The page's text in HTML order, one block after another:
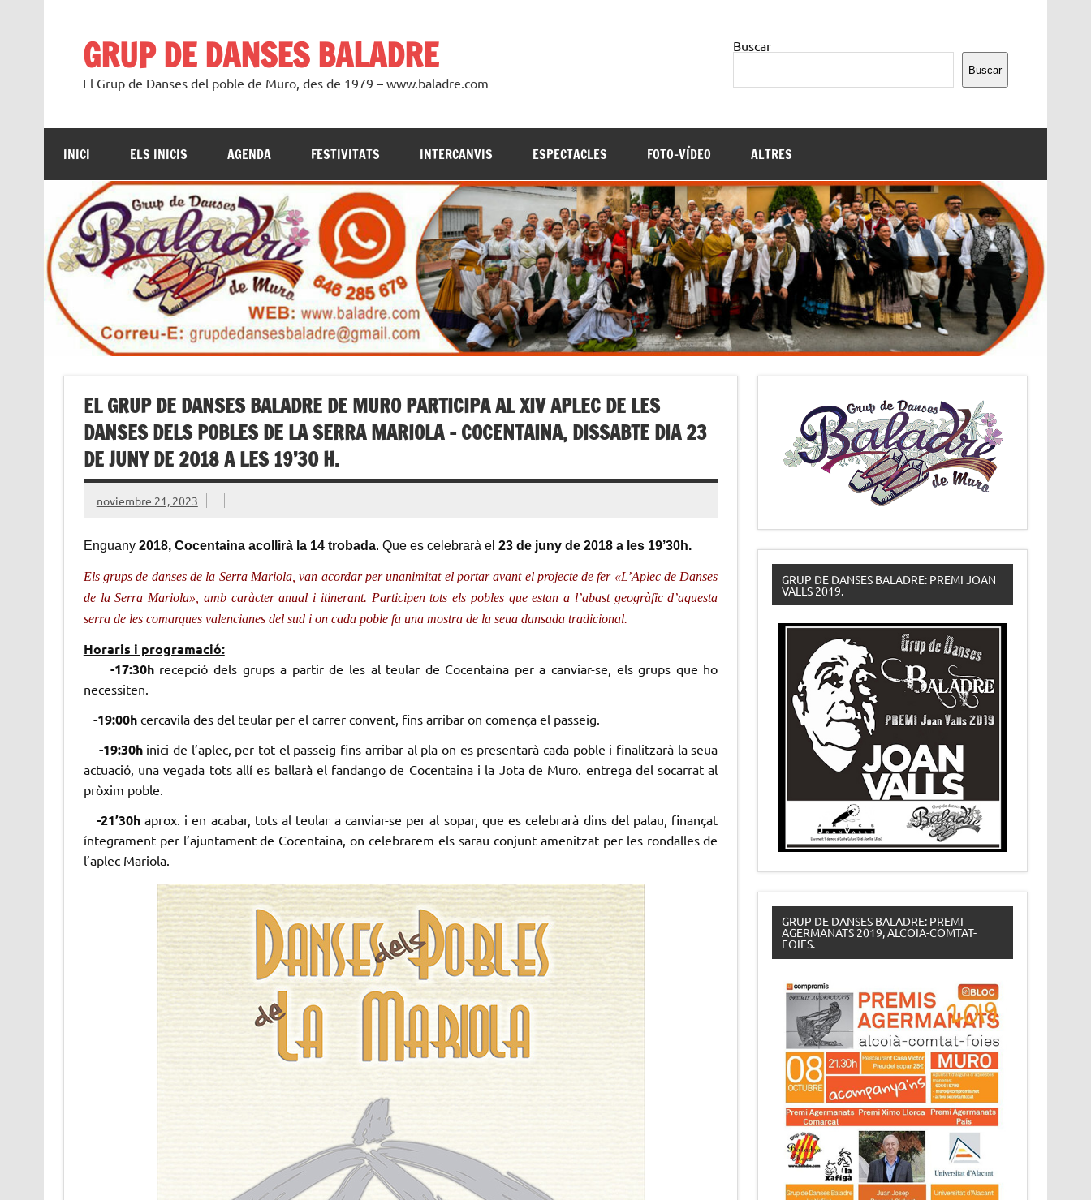
GRUP DE DANSES BALADRE
El Grup de Danses del poble de Muro, des de 1979 – www.baladre.com
Buscar
Buscar
INICI ELS INICIS AGENDA FESTIVITATS INTERCANVIS ESPECTACLES FOTO-VÍDEO ALTRES
EL GRUP DE DANSES BALADRE DE MURO PARTICIPA AL XIV APLEC DE LES
DANSES DELS POBLES DE LA SERRA MARIOLA – COCENTAINA, DISSABTE DIA 23
DE JUNY DE 2018 A LES 19’30 H.
noviembre 21, 2023
Enguany 2018, Cocentaina acollirà la 14 trobada. Que es celebrarà el 23 de juny de 2018 a les 19’30h.
Els grups de danses de la Serra Mariola, van acordar per unanimitat el portar avant el projecte de fer «L’Aplec de Danses
de la Serra Mariola», amb caràcter anual i itinerant. Participen tots els pobles que estan a l’abast geogràfic d’aquesta
serra de les comarques valencianes del sud i on cada poble fa una mostra de la seua dansada tradicional.
Horaris i programació:
-17:30hrecepció dels grups a partir de les al teular de Cocentaina per a canviar-se, els grups que ho
necessiten.
-19:00hcercavila des del teular per el carrer convent, fins arribar on comença el passeig.
-19:30hinici de l’aplec, per tot el passeig fins arribar al pla on es presentarà cada poble i finalitzarà la seua
actuació, una vegada tots allí es ballarà el fandango de Cocentaina i la Jota de Muro. entrega del socarrat al
pròxim poble.
-21’30haprox. i en acabar, tots al teular a canviar-se per al sopar, que es celebrarà dins del palau, finançat
íntegrament per l’ajuntament de Cocentaina, on celebrarem els sarau conjunt amenitzat per les rondalles de
l’aplec Mariola.
GRUP DE DANSES BALADRE: PREMI JOAN
VALLS 2019.
GRUP DE DANSES BALADRE: PREMI
AGERMANATS 2019, ALCOIA-COMTAT-
FOIES.